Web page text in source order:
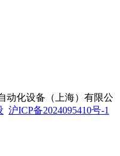
动化设备（上海）有限公
沪ICP备2024095410号-1